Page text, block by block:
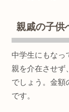
親戚の子供
中学生にもなっ
親を介在させず
でしょう。金額
です。